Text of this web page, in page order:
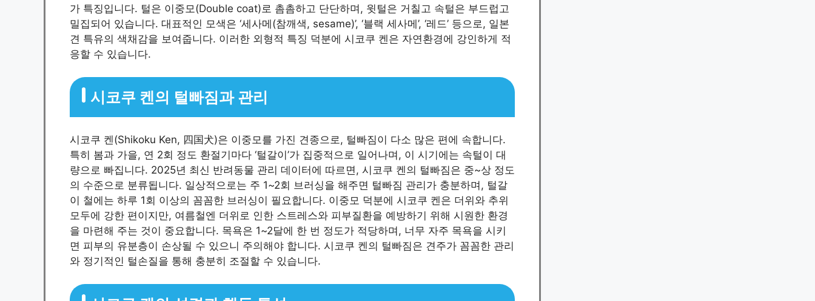
가 특징입니다. 털은 이중모(Double coat)로 촘촘하고 단단하며, 윗털은 거칠고 속털은 부드럽고
밀집되어 있습니다. 대표적인 모색은 ‘세사메(참깨색, sesame)’, ‘블랙 세사메’, ‘레드’ 등으로, 일본
견 특유의 색채감을 보여줍니다. 이러한 외형적 특징 덕분에 시코쿠 켄은 자연환경에 강인하게 적
응할 수 있습니다.
시코쿠 켄의 털빠짐과 관리
시코쿠 켄(Shikoku Ken, 四国犬)은 이중모를 가진 견종으로, 털빠짐이 다소 많은 편에 속합니다.
특히 봄과 가을, 연 2회 정도 환절기마다 ‘털갈이’가 집중적으로 일어나며, 이 시기에는 속털이 대
량으로 빠집니다. 2025년 최신 반려동물 관리 데이터에 따르면, 시코쿠 켄의 털빠짐은 중~상 정도
의 수준으로 분류됩니다. 일상적으로는 주 1~2회 브러싱을 해주면 털빠짐 관리가 충분하며, 털갈
이 철에는 하루 1회 이상의 꼼꼼한 브러싱이 필요합니다. 이중모 덕분에 시코쿠 켄은 더위와 추위
모두에 강한 편이지만, 여름철엔 더위로 인한 스트레스와 피부질환을 예방하기 위해 시원한 환경
을 마련해 주는 것이 중요합니다. 목욕은 1~2달에 한 번 정도가 적당하며, 너무 자주 목욕을 시키
면 피부의 유분층이 손상될 수 있으니 주의해야 합니다. 시코쿠 켄의 털빠짐은 견주가 꼼꼼한 관리
와 정기적인 털손질을 통해 충분히 조절할 수 있습니다.